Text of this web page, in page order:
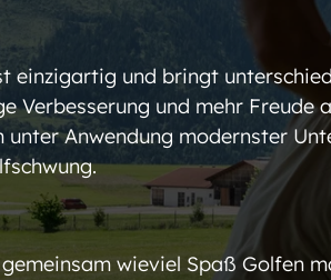
einzigartig und bringt
Verbesserung und mehr
unter Anwendung modernster
wieviel Spaß Golfen